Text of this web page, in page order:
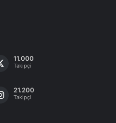
11.000
Takipçi
21.200
Takipçi